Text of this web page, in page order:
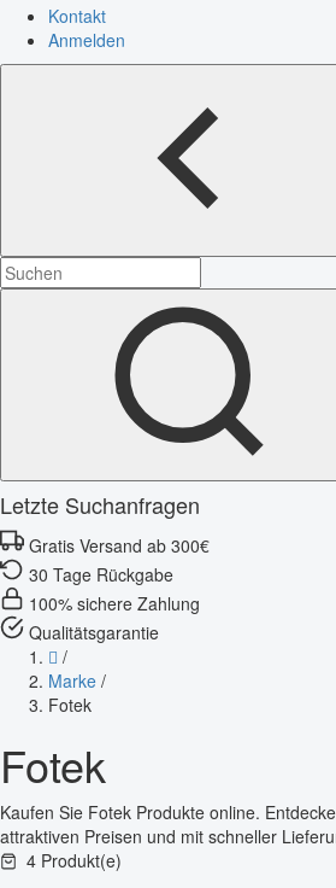
Kontakt
Anmelden
Letzte Suchanfragen
Gratis Versand ab 300€
30 Tage Rückgabe
100% sichere Zahlung
Qualitätsgarantie
/
Marke /
Fotek
Fotek
Kaufen Sie Fotek Produkte online.
attraktiven Preisen und mit schneller
4 Produkt(e)